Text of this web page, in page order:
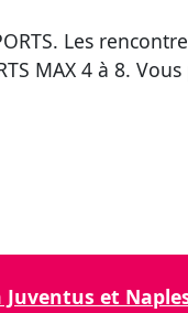
Les
MAX 4 à 8.
et